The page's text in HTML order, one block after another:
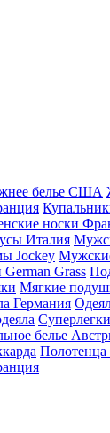
белье США
носки
Италия
Jockey
Grass
Мягкие
Германия
белье
Полотенца